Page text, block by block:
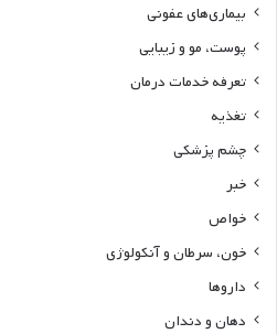
بیماری‌های عفونی
پوست، مو و زیبایی
تعرفه خدمات درمان
تغذیه
چشم پزشکی
خبر
خواص
خون، سرطان و آنکولوژی
داروها
دهان و دندان